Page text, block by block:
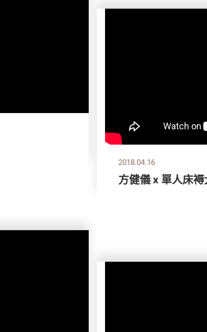
2018.04.16
方健儀 x 單人床